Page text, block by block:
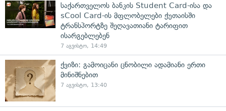
საქართველოს ბანკის Student Card-ისა და
sCool Card-ის მფლობელები ქუთაისში
ტრანსპორტზე შეღავათიანი ტარიფით
ისარგებლებენ
7 აგვისტო, 14:49
ქვიზი: გამოიცანი ცნობილი ადამიანი ერთი
მინიშნებით
7 აგვისტო, 13:40